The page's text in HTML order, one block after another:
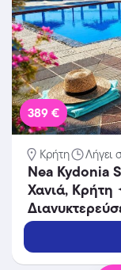
389 €
Κρήτη Λήγει
Nea Kydonia
Χανιά,
25/08/2026
10% σε